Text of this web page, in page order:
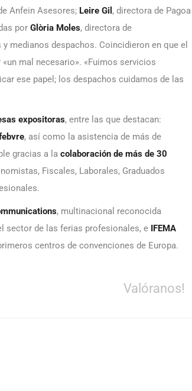
Anfein Asesores; Leire Gil , directora de Pagoa
por Glòria Moles, directora de
medianos despachos. Coincidieron en que el
mal necesario». «Fuimos servicios
ese papel; los despachos cuidamos de las
expositoras, entre las que destacan:
, así como la asistencia de más de
gracias a la colaboración de más de 30
Fiscales, Laborales, Graduados
, multinacional reconocida
sector de las ferias profesionales, e IFEMA
centros de convenciones de Europa.
Valóranos!